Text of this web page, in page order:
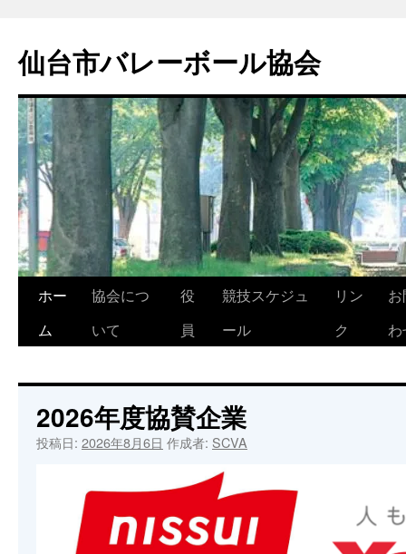
テ
ン
へ
ス
キ
ッ
プ
仙台市バレーボール協会
ホー
ム
協会につ
いて
役
員
競技スケジュ
ール
リン
ク
2026年度協賛企業
投稿日: 2026年8月6日 作成者: SCVA